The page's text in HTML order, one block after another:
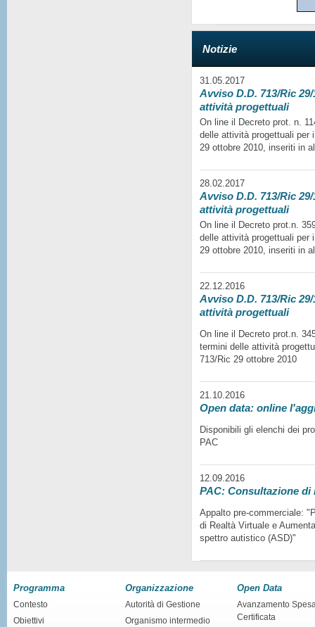
Notizie
31.05.2017
Avviso D.D. 713/Ric
attività progettuali
On line il Decreto prot. n.
delle attività progettuali per
29 ottobre 2010, inseriti in
28.02.2017
Avviso D.D. 713/Ric
attività progettuali
On line il Decreto prot.n.
delle attività progettuali per
29 ottobre 2010, inseriti in
22.12.2016
Avviso D.D. 713/Ric
attività progettuali
On line il Decreto prot.n.
termini delle attività
713/Ric 29 ottobre 2010
21.10.2016
Open data: online
Disponibili gli elenchi dei
PAC
12.09.2016
PAC: Consultazione di
Appalto pre-commerciale:
di Realtà Virtuale e
spettro autistico (ASD)"
Programma
Contesto
Obiettivi
Organizzazione
Autorità di Gestione
Organismo intermedio
Open Data
Avanzamento
Certificata